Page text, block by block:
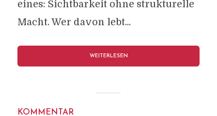
eines: Sichtbarkeit ohne strukturelle
Macht. Wer davon lebt...
WEITERLESEN
KOMMENTAR